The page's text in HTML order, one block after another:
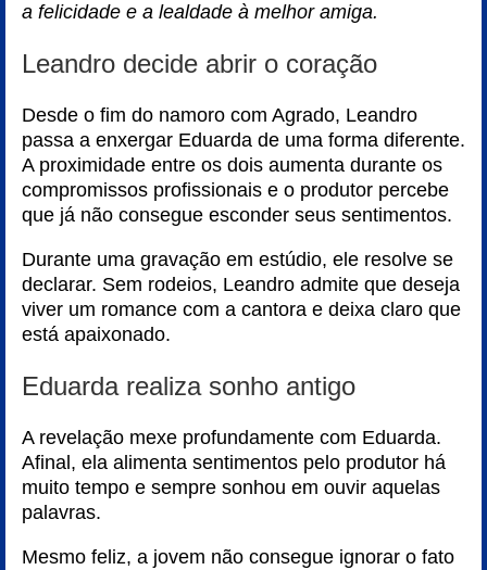
a felicidade e a lealdade à melhor amiga.
Leandro decide abrir o coração
Desde o fim do namoro com Agrado, Leandro
passa a enxergar Eduarda de uma forma diferente.
A proximidade entre os dois aumenta durante os
compromissos profissionais e o produtor percebe
que já não consegue esconder seus sentimentos.
Durante uma gravação em estúdio, ele resolve se
declarar. Sem rodeios, Leandro admite que deseja
viver um romance com a cantora e deixa claro que
está apaixonado.
Eduarda realiza sonho antigo
A revelação mexe profundamente com Eduarda.
Afinal, ela alimenta sentimentos pelo produtor há
muito tempo e sempre sonhou em ouvir aquelas
palavras.
Mesmo feliz, a jovem não consegue ignorar o fato